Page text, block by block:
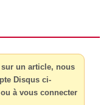
un article, nous
Disqus ci-
à vous connecter